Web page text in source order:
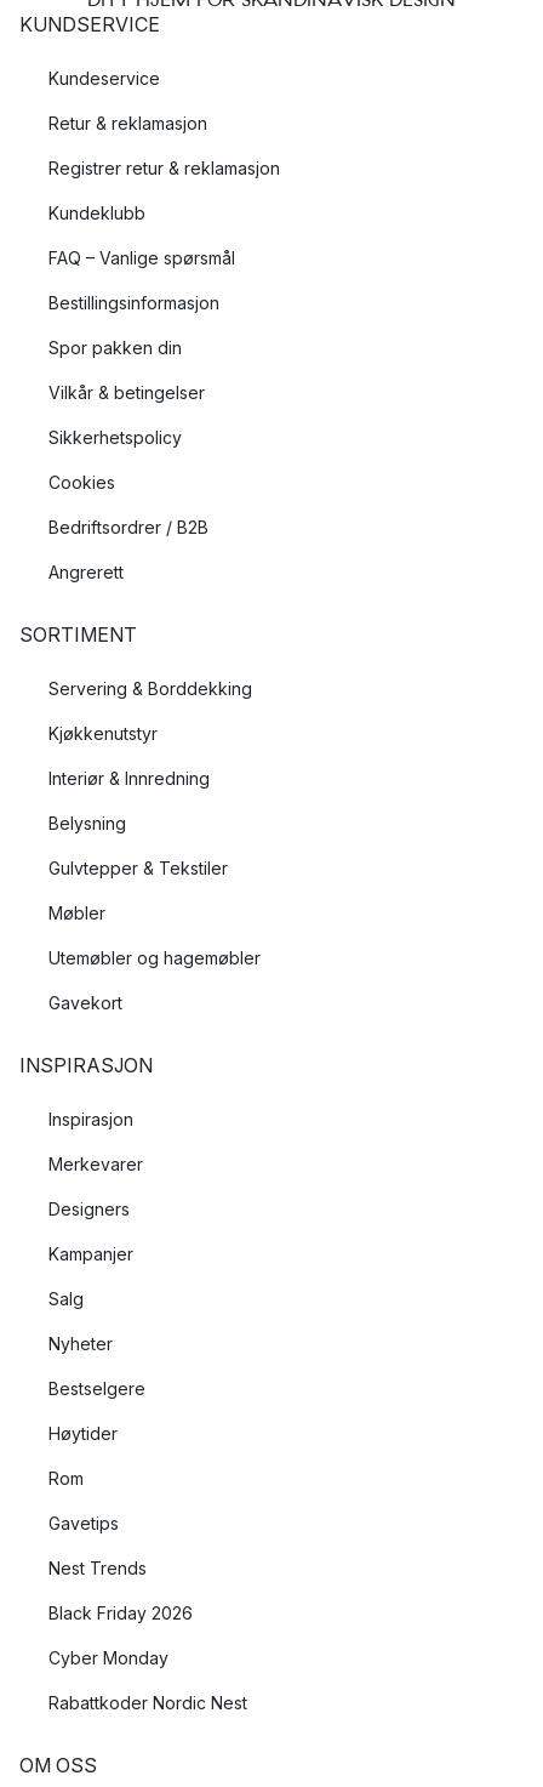
KUNDSERVICE
Kundeservice
Retur & reklamasjon
Registrer retur & reklamasjon
Kundeklubb
FAQ – Vanlige spørsmål
Bestillingsinformasjon
Spor pakken din
Vilkår & betingelser
Sikkerhetspolicy
Cookies
Bedriftsordrer / B2B
Angrerett
SORTIMENT
Servering & Borddekking
Kjøkkenutstyr
Interiør & Innredning
Belysning
Gulvtepper & Tekstiler
Møbler
Utemøbler og hagemøbler
Gavekort
INSPIRASJON
Inspirasjon
Merkevarer
Designers
Kampanjer
Salg
Nyheter
Bestselgere
Høytider
Rom
Gavetips
Nest Trends
Black Friday 2026
Cyber Monday
Rabattkoder Nordic Nest
OM OSS